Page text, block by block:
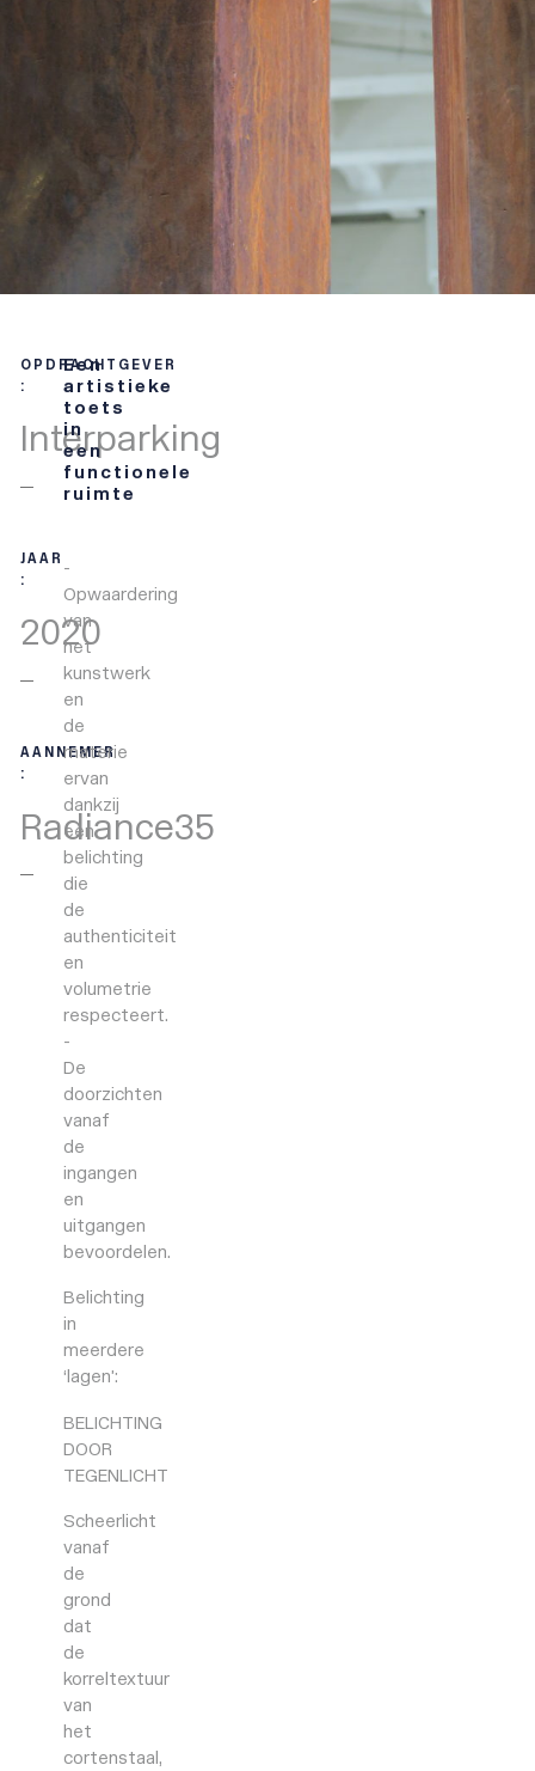
OPDRACHTGEVER
:
Interparking
JAAR
:
2020
AANNEMER
:
Radiance35
Een
artistieke
toets
in
een
functionele
ruimte
Opwaardering
van
het
kunstwerk
en
de
materie
ervan
dankzij
een
belichting
die
de
authenticiteit
en
volumetrie
respecteert.
De
doorzichten
vanaf
de
ingangen
en
uitgangen
bevoordelen.
Belichting
in
meerdere
‘lagen’:
BELICHTING
DOOR
TEGENLICHT
Scheerlicht
vanaf
de
grond
dat
de
korreltextuur
van
het
cortenstaal,